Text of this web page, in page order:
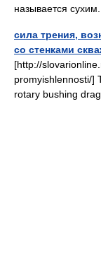
называется
сила трения,
со стенками
[http://
promyishlennosti/]
rotary bushing